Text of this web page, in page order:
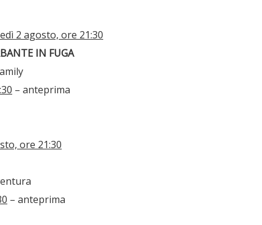
2 agosto, ore 21:30
IN FUGA
– anteprima
ore 21:30
– anteprima